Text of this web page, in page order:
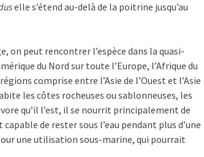
elle s’étend au-delà de la poitrine jusqu’au
on peut rencontrer l’espèce dans la quasi-
du Nord sur toute l’Europe, l’Afrique du
comprise entre l’Asie de l’Ouest et l’Asie
les côtes rocheuses ou sablonneuses, les
qu’il l’est, il se nourrit principalement de
de rester sous l’eau pendant plus d’une
une utilisation sous-marine, qui pourrait